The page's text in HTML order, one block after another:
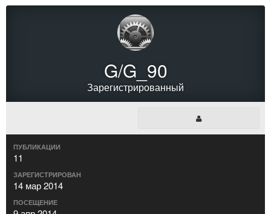
G/G_90
Зарегистрированный
ПУБЛИКАЦИИ
11
ЗАРЕГИСТРИРОВАН
14 мар 2014
ПОСЕЩЕНИЕ